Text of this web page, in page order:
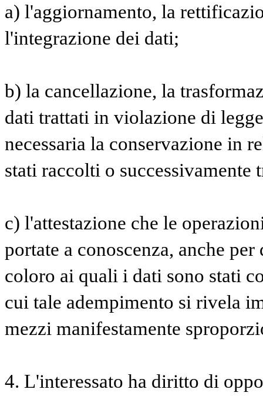
a) l'aggiornamento, la
l'integrazione dei dati;
b) la cancellazione, la
dati trattati in violazione di
necessaria la conservazione in
stati raccolti o successivamente
c) l'attestazione che le
portate a conoscenza, anche
coloro ai quali i dati sono stati
cui tale adempimento si rivela
mezzi manifestamente
4. L'interessato ha diritto di